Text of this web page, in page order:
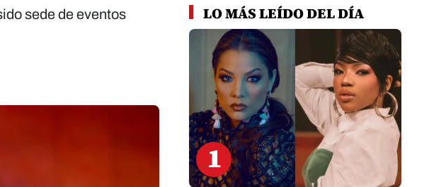
sede de eventos
LO MÁS LEÍDO DEL DÍA
1